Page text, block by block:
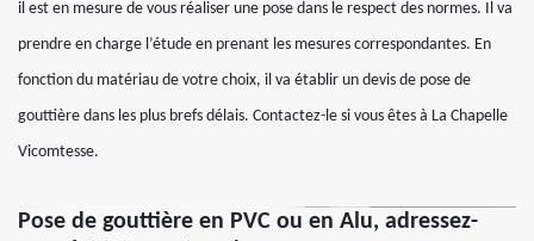
il est en mesure de vous réaliser une pose dans le respect des normes. Il va
prendre en charge l’étude en prenant les mesures correspondantes. En
fonction du matériau de votre choix, il va établir un devis de pose de
gouttière dans les plus brefs délais. Contactez-le si vous êtes à La Chapelle
Vicomtesse.
Pose de gouttière en PVC ou en Alu, adressez-